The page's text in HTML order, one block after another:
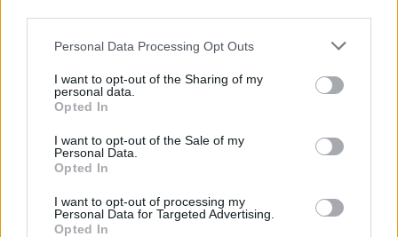
Personal Data Processing Opt Outs
I want to opt-out of the Sharing of my
personal data.
Opted In
I want to opt-out of the Sale of my
Personal Data.
Opted In
I want to opt-out of processing my
Personal Data for Targeted Advertising.
Opted In
Ε. Τουρνάς: Πάνω από 400 πυρκαγιές σε δέκα
Εξαγωγές: Η Ελλάδα κερδίζει τους Ευρωπαίους
ανταγωνιστές – Άνοδος μεριδίων σε 9 από 11
09/08/2026 - 13:51 ΟΙΚΟΝΟΜΙΑ
εκπαιδευτικό υλικό, τόσο σε έντυπη όσο και σε
ηλεκτρονική μορφή»